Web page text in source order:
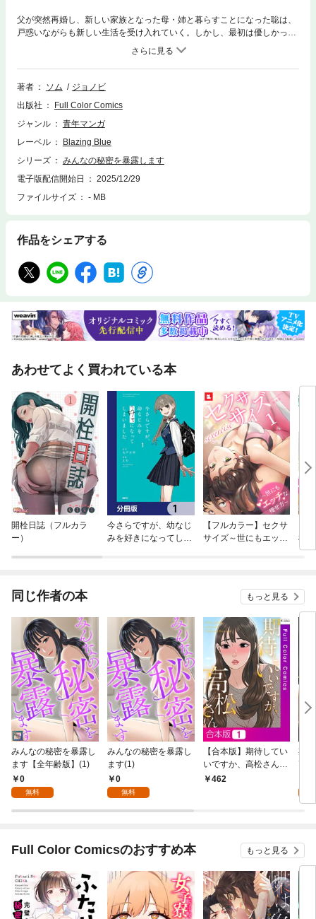
父が突然再婚し、新しい家族となった母・姉と暮らすことになった聡は、
戸惑いながらも新しい生活を受け入れていく。しかし、最初は優しかった
姉が、ある日突然冷たい態度を取ってくるように。理不尽な態度にうんざ
りする聡だが、姉の部屋で偶然日記を見つけてしまい…。他エピソードも
楽しめるアンソロジー作品です。
著者
ソム
ジョノビ
出版社
Full Color Comics
ジャンル
青年マンガ
レーベル
Blazing Blue
シリーズ
みんなの秘密を暴露します
電子版配信開始日
2025/12/29
ファイルサイズ
- MB
作品をシェアする
あわせてよく買われている本
開栓日誌（フルカラ
ー）
今さらですが、幼なじ
みを好きになってしま
【フルカラー】セクサ
サイズ～世にもエッチ
根
女
同じ作者の本 もっと見る
みんなの秘密を暴露し
ます【全年齢版】(1)
0
無料
みんなの秘密を暴露し
ます(1)
0
無料
【合本版】期待してい
いですか、高松さん1
巻462
期
高
Full Color Comicsのおすすめ本 もっと見る